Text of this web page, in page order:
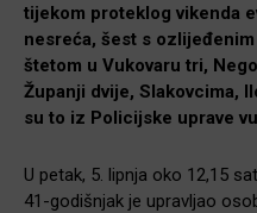
tijekom proteklog vikenda
nesreća, šest s
štetom u Vukovaru tri,
Županji dvije, Slakovcima,
su to iz Policijske uprave
U petak, 5. lipnja oko 12,15
41-godišnjak je upravljao